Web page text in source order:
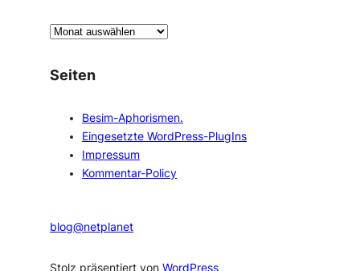
A
c
Seiten
Besim-Aphorismen.
Eingesetzte WordPress-PlugIns
Impressum
Kommentar-Policy
blog@netplanet
Stolz präsentiert vonWordPress